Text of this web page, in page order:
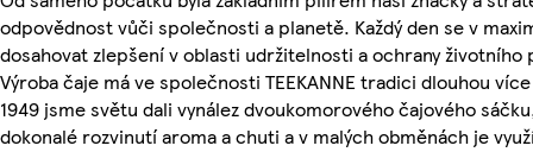
odpovědnost vůči společnosti a planetě. Každý den se v
dosahovat zlepšení v oblasti udržitelnosti a ochrany
Výroba čaje má ve společnosti TEEKANNE tradici dlouhou
1949 jsme světu dali vynález dvoukomorového čajového
dokonalé rozvinutí aroma a chuti a v malých obměnách je